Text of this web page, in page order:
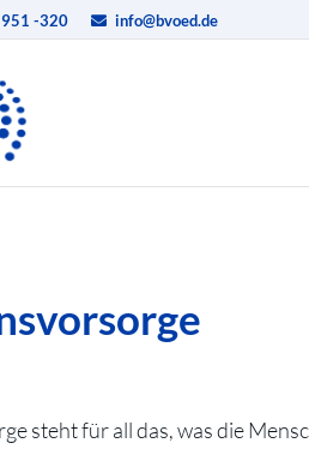
-320 info@bvoed.de
steht für all das, was die